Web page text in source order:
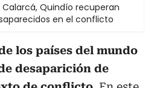
Quindío recuperan
en el conflicto
los países del mundo
desaparición de